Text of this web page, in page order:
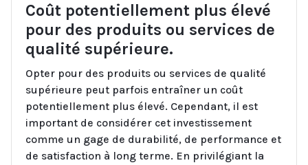
Coût potentiellement plus élevé
pour des produits ou services de
qualité supérieure.
Opter pour des produits ou services de qualité
supérieure peut parfois entraîner un coût
potentiellement plus élevé. Cependant, il est
important de considérer cet investissement
comme un gage de durabilité, de performance et
de satisfaction à long terme. En privilégiant la